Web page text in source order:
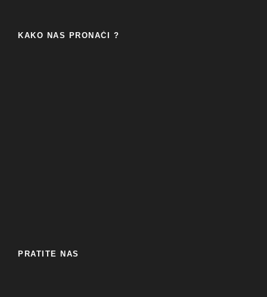
KAKO NAS PRONAĆI ?
PRATITE NAS